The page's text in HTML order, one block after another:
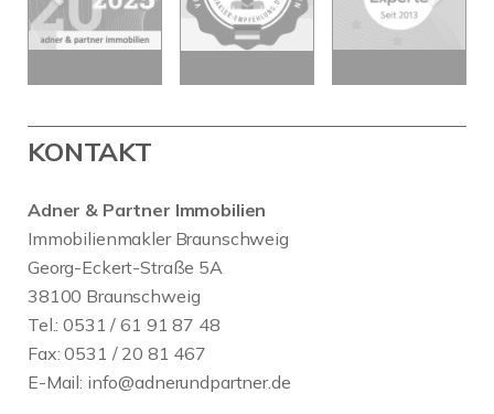
KONTAKT
Adner & Partner Immobilien
Immobilienmakler Braunschweig
Georg-Eckert-Straße 5A
38100 Braunschweig
Tel.: 0531 / 61 91 87 48
Fax: 0531 / 20 81 467
E-Mail: info@adnerundpartner.de